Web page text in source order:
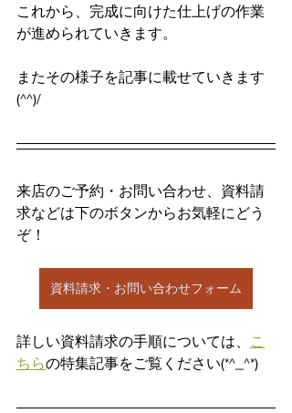
これから、完成に向けた仕上げの作業
が進められていきます。
またその様子を記事に載せていきます
(^^)/
来店のご予約・お問い合わせ、資料請
求などは下のボタンからお気軽にどう
ぞ！
資料請求・お問い合わせフォーム
詳しい資料請求の手順については、
こ
ちらの特集記事をご覧ください(*^_^*)